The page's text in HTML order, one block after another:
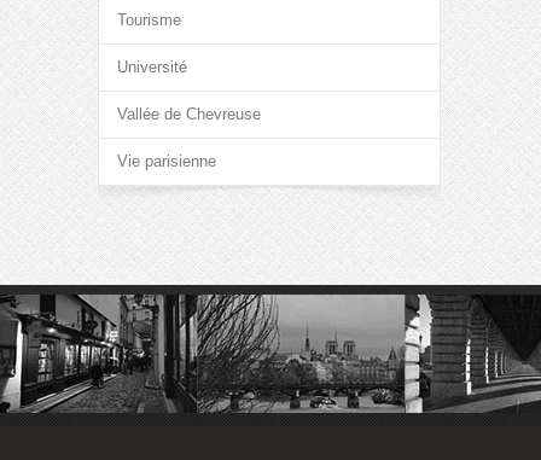
Tourisme
Université
Vallée de Chevreuse
Vie parisienne